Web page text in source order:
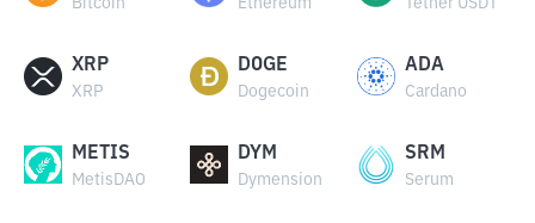
Bitcoin Ethereum Tether USDT
XRP
XRP
DOGE
Dogecoin
ADA
Cardano
METIS
MetisDAO
DYM
Dymension
SRM
Serum